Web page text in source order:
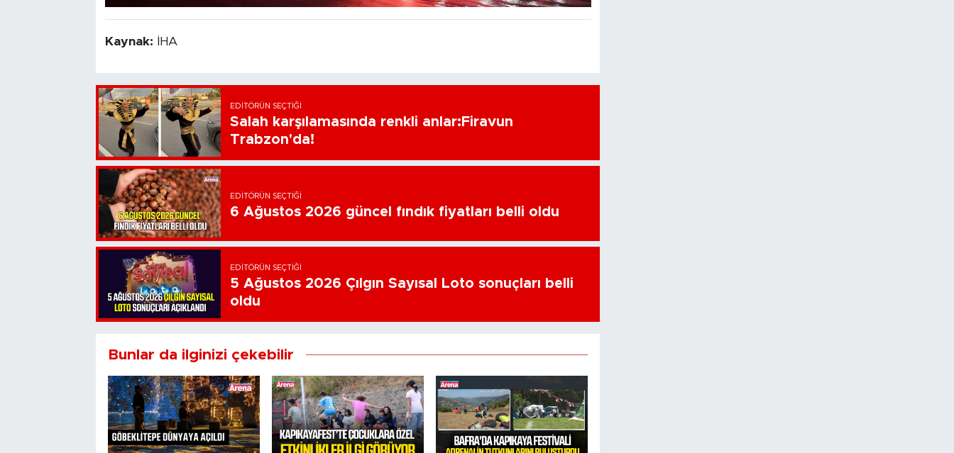
Kaynak: İHA
EDITÖRÜN SEÇTIĞI
Salah karşılamasında renkli anlar:Firavun
Trabzon'da!
EDITÖRÜN SEÇTIĞI
6 Ağustos 2026 güncel fındık fiyatları belli oldu
EDITÖRÜN SEÇTIĞI
5 Ağustos 2026 Çılgın Sayısal Loto sonuçları belli
oldu
Bunlar da ilginizi çekebilir